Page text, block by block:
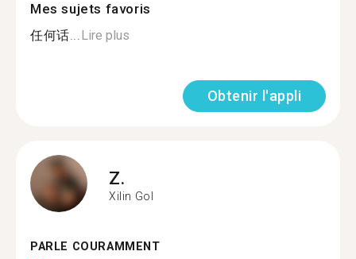
Mes sujets favoris
任何话...Lire plus
Obtenir l'appli
Z.
Xilin Gol
PARLE COURAMMENT